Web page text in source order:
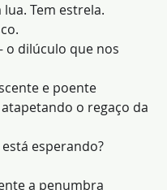
lua. Tem estrela.
o dilúculo que nos
e poente
o regaço da
esperando?
a penumbra